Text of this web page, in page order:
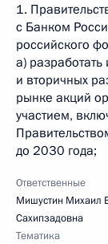
1.
с Банком
российского
а)
и вторичных
рынке акций
участием,
до 2030 года;
Ответственные
Мишустин Михаил
Сахипзадовна
Тематика